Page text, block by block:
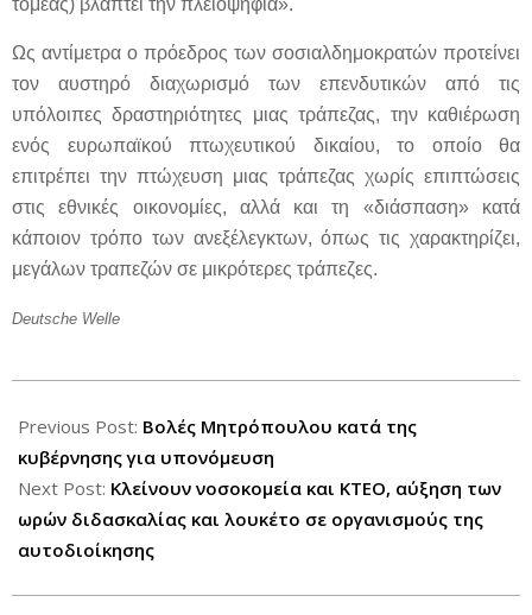
τομέας) βλάπτει την πλειοψηφία».
Ως αντίμετρα ο πρόεδρος των σοσιαλδημοκρατών προτείνει
τον αυστηρό διαχωρισμό των επενδυτικών από τις
υπόλοιπες δραστηριότητες μιας τράπεζας, την καθιέρωση
ενός ευρωπαϊκού πτωχευτικού δικαίου, το οποίο θα
επιτρέπει την πτώχευση μιας τράπεζας χωρίς επιπτώσεις
στις εθνικές οικονομίες, αλλά και τη «διάσπαση» κατά
κάποιον τρόπο των ανεξέλεγκτων, όπως τις χαρακτηρίζει,
μεγάλων τραπεζών σε μικρότερες τράπεζες.
Deutsche Welle
07-
21
Previous Post: Βολές Μητρόπουλου κατά της
κυβέρνησης για υπονόμευση
Next Post: Κλείνουν νοσοκομεία και ΚΤΕΟ, αύξηση των
ωρών διδασκαλίας και λουκέτο σε οργανισμούς της
αυτοδιοίκησης